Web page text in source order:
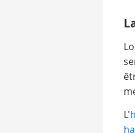
L'